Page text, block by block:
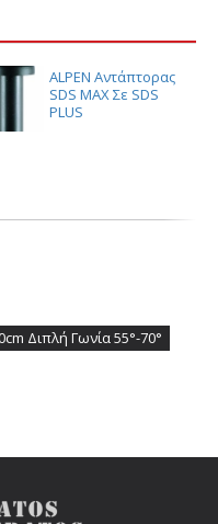
ALPEN Αντάπτορας
SDS MAX Σε SDS
PLUS
Διπλή Γωνία 55°-70°